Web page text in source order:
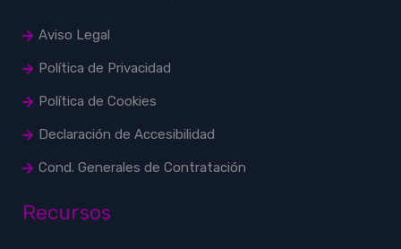
Aviso Legal
Política de Privacidad
Política de Cookies
Declaración de Accesibilidad
Cond. Generales de Contratación
Recursos